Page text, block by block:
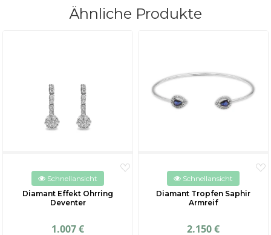
Ähnliche Produkte
Schnellansicht
Diamant Effekt Ohrring
Deventer
1.007 €
Schnellansicht
Diamant Tropfen Saphir
Armreif
2.150 €